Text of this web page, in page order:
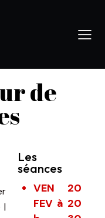
de
|
Les
séances
VEN 20
FEV à 20